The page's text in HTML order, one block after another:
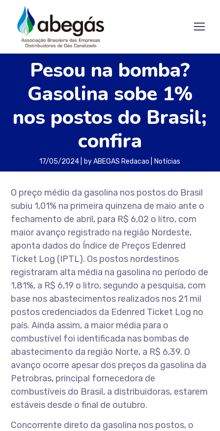
Pesou na bomba?
Gasolina sobe 1%
nos postos do Brasil;
confira
17/05/2024 byABEGAS Redacao Notícias
O preço médio da gasolina nos postos do Brasil
subiu 1,01% na primeira quinzena de maio ante o
fechamento de abril, para R$ 6,02 o litro, com
maior avanço registrado na região Nordeste,
aponta dados do Índice de Preços Edenred
Ticket Log (IPTL). Os postos nordestinos
registraram alta média na gasolina no período de
1,81%, a R$ 6,19 o litro, segundo a pesquisa, com
base nos abastecimentos realizados nos 21 mil
postos credenciados da Edenred Ticket Log no
país. Ainda assim, a maior média para o
combustível foi identificada nas bombas de
abastecimento da região Norte, a R$ 6,39. O
avanço ocorre apesar dos preços da gasolina da
Petrobras, principal fornecedora de
combustíveis do Brasil, a distribuidoras, estarem
estáveis desde o final de outubro.
Concorrente direto da gasolina nos postos, o